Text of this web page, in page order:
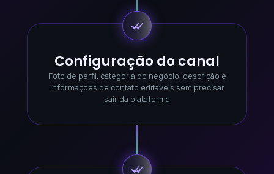
Configuração do canal
Foto de perfil, categoria do negócio, descrição e
informações de contato editáveis sem precisar
sair da plataforma